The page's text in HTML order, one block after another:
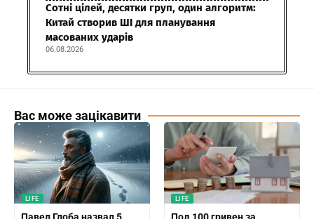
Сотні цілей, десятки груп, один алгоритм:
Китай створив ШІ для планування
масованих ударів
06.08.2026
Вас може зацікавити
LIFE LIFE